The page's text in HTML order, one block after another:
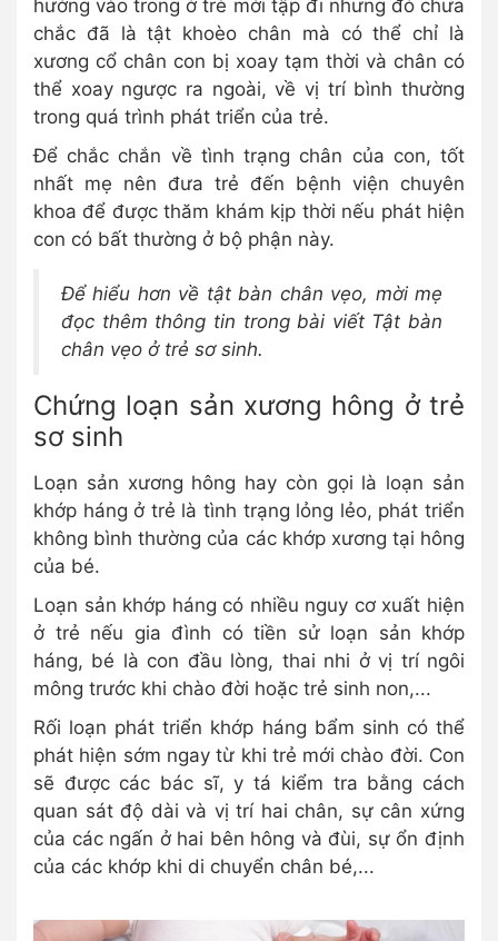
hướng vào trong ở trẻ mới tập đi nhưng đó chưa
chắc đã là tật khoèo chân mà có thể chỉ là
xương cổ chân con bị xoay tạm thời và chân có
thể xoay ngược ra ngoài, về vị trí bình thường
trong quá trình phát triển của trẻ.
Để chắc chắn về tình trạng chân của con, tốt
nhất mẹ nên đưa trẻ đến bệnh viện chuyên
khoa để được thăm khám kịp thời nếu phát hiện
con có bất thường ở bộ phận này.
Để hiểu hơn về tật bàn chân vẹo, mời mẹ
đọc thêm thông tin trong bài viết Tật bàn
chân vẹo ở trẻ sơ sinh.
Chứng loạn sản xương hông ở trẻ
sơ sinh
Loạn sản xương hông hay còn gọi là loạn sản
khớp háng ở trẻ là tình trạng lỏng lẻo, phát triển
không bình thường của các khớp xương tại hông
của bé.
Loạn sản khớp háng có nhiều nguy cơ xuất hiện
ở trẻ nếu gia đình có tiền sử loạn sản khớp
háng, bé là con đầu lòng, thai nhi ở vị trí ngôi
mông trước khi chào đời hoặc trẻ sinh non,...
Rối loạn phát triển khớp háng bẩm sinh có thể
phát hiện sớm ngay từ khi trẻ mới chào đời. Con
sẽ được các bác sĩ, y tá kiểm tra bằng cách
quan sát độ dài và vị trí hai chân, sự cân xứng
của các ngấn ở hai bên hông và đùi, sự ổn định
của các khớp khi di chuyển chân bé,...